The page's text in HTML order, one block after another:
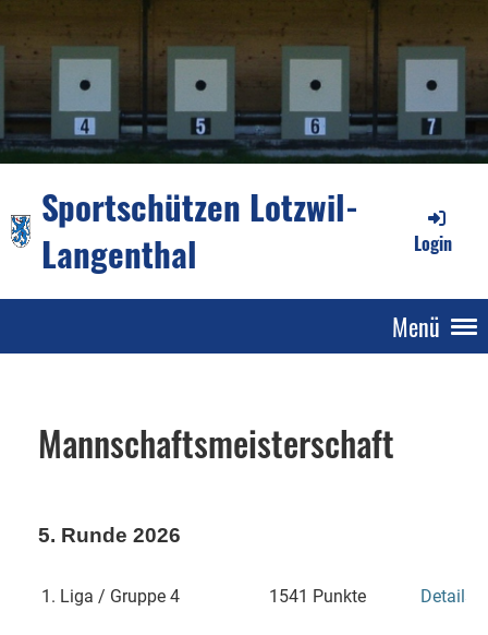
Sportschützen Lotzwil-
Langenthal
Login
Menü
Mannschaftsmeisterschaft
5. Runde 2026
1. Liga / Gruppe 4 1541 Punkte Details